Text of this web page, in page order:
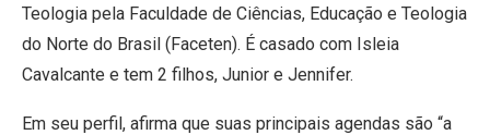
Teologia pela Faculdade de Ciências, Educação e Teologia
do Norte do Brasil (Faceten). É casado com Isleia
Cavalcante e tem 2 filhos, Junior e Jennifer.
Em seu perfil, afirma que suas principais agendas são “a